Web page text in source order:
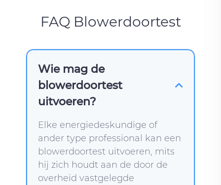
FAQ Blowerdoortest
Wie mag de
blowerdoortest
uitvoeren?
Elke energiedeskundige of
ander type professional kan een
blowerdoortest uitvoeren, mits
hij zich houdt aan de door de
overheid vastgelegde